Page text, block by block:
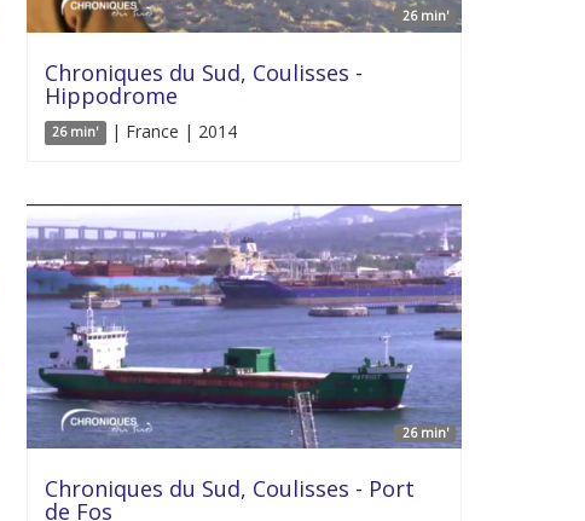
26 min'
Chroniques du Sud, Coulisses -
Hippodrome
26 min' | France | 2014
26 min'
Chroniques du Sud, Coulisses - Port
de Fos